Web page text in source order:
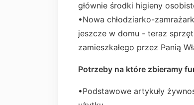
głównie środki higieny
•Nowa chłodziarko-
jeszcze w domu - teraz sprzęt
zamieszkałego przez Panią
Potrzeby na które zbieramy
•Podstawowe artykuły